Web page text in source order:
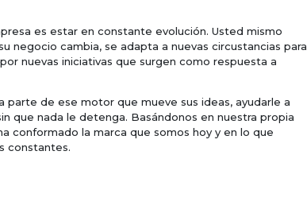
es estar en constante evolución. Usted mismo
negocio cambia, se adapta a nuevas circustancias para
nuevas iniciativas que surgen como respuesta a
parte de ese motor que mueve sus ideas, ayudarle a
que nada le detenga. Basándonos en nuestra propia
conformado la marca que somos hoy y en lo que
constantes.